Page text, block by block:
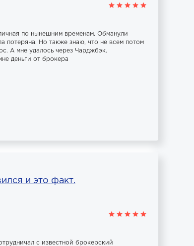
по нынешним временам. Обманули
потеряна. Но также знаю, что не всем потом
А мне удалось через Чарджбэк.
деньги от брокера
и это факт.
с известной брокерский